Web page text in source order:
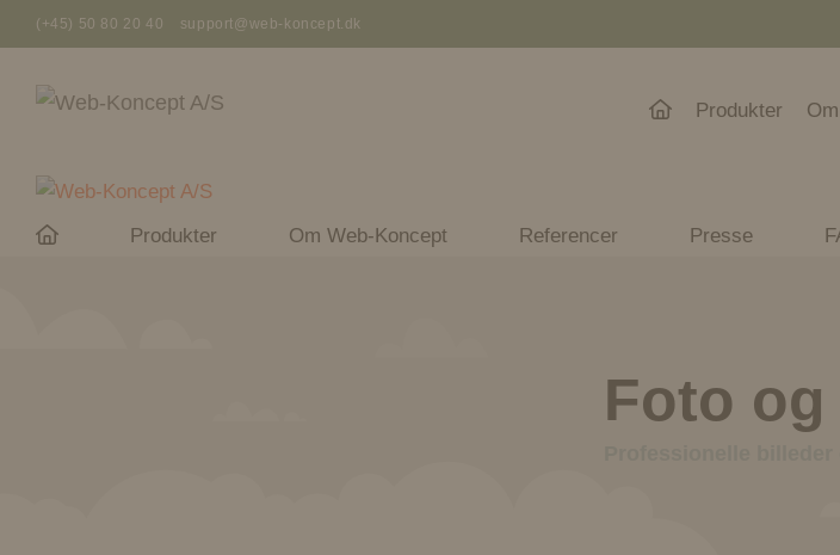
Hop
til
(+45) 50 80 20 40 support@web-koncept.dk
Produkter
Produkter Om Web-Koncept Referencer Presse
Foto